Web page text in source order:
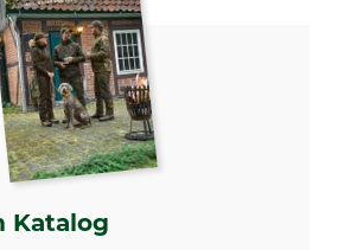
Für
Herren
Katalog